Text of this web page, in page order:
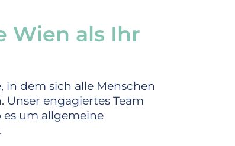
Wien als Ihr
in dem sich alle Menschen
engagiertes Team
es um allgemeine